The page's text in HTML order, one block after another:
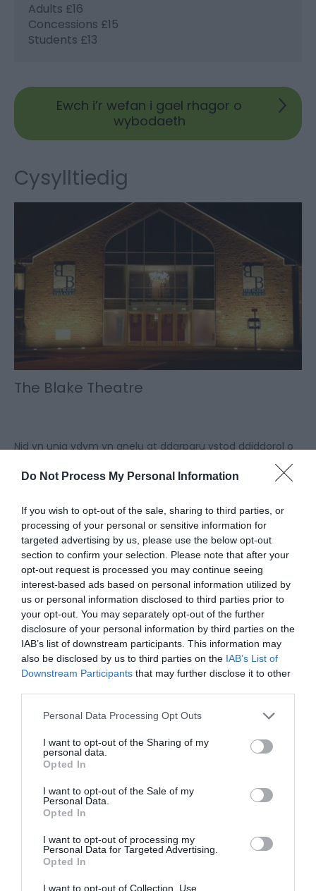
Do Not Process My Personal Information
If you wish to opt-out of the sale, sharing to third parties, or
processing of your personal or sensitive information for
targeted advertising by us, please use the below opt-out
section to confirm your selection. Please note that after your
opt-out request is processed you may continue seeing
interest-based ads based on personal information utilized by
us or personal information disclosed to third parties prior to
your opt-out. You may separately opt-out of the further
disclosure of your personal information by third parties on the
IAB’s list of downstream participants. This information may
also be disclosed by us to third parties on the IAB’s List of
Downstream Participants that may further disclose it to other
Please note that this website/app uses one or more Google
not limited to your visit or usage behaviour. You may click to
grant or deny consent to Google and its third-party tags to
use your data for below specified purposes in below Google
consent section.
Personal Data Processing Opt Outs
I want to opt-out of the Sharing of my
personal data.
Opted In
I want to opt-out of the Sale of my
Personal Data.
Opted In
I want to opt-out of processing my
Personal Data for Targeted Advertising.
Opted In
I want to opt-out of Collection, Use,
Adults £16
Concessions £15
Students £13
Ewch i’r wefan i gael rhagor o
wybodaeth
Cysylltiedig
The Blake Theatre
Nid yn unig ydym yn anelu at ddarparu ystod ddiddorol o
sioeau a chlwb ffilm, rydym hefyd ar gael i'w llogi ar gyfer
y grwpiau hynny sy'n chwilio am leoliad proffesiynol ar
Read More
Map a
Chyfarwyddiadau
Dolen i’r Map
Cliciwch yma i weld y map
Gyferbyn â maes parcio Stryd Glyndŵr yn
Nhrefynwy.
Cyfieithwyd gan
Amseroedd Agor